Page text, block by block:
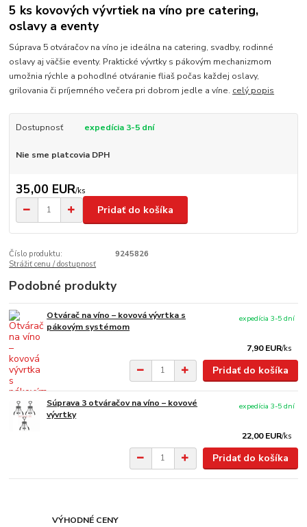
5 ks kovových vývrtiek na víno pre catering,
oslavy a eventy
Súprava 5 otváračov na víno je ideálna na catering, svadby, rodinné
oslavy aj väčšie eventy. Praktické vývrtky s pákovým mechanizmom
umožnia rýchle a pohodlné otváranie fliaš počas každej oslavy,
grilovania či príjemného večera pri dobrom jedle a víne. celý popis
Dostupnosť expedícia 3-5 dní
Nie sme platcovia DPH
35,00 EUR/ks
Pridať do košíka
Číslo produktu:
9245826
Strážiť cenu / dostupnosť
Podobné produkty
Otvárač na víno – kovová vývrtka s
pákovým systémom
7,90 EUR/ks
expedícia 3-5 dní
Pridať do košíka
Súprava 3 otváračov na víno – kovové
vývrtky
22,00 EUR/ks
expedícia 3-5 dní
Pridať do košíka
VÝHODNÉ CENY